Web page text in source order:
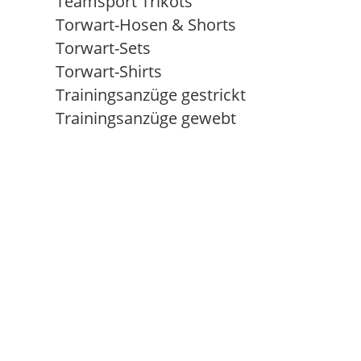
Torwart-Hosen & Shorts
Torwart-Sets
Torwart-Shirts
Trainingsanzüge gestrickt
Trainingsanzüge gewebt